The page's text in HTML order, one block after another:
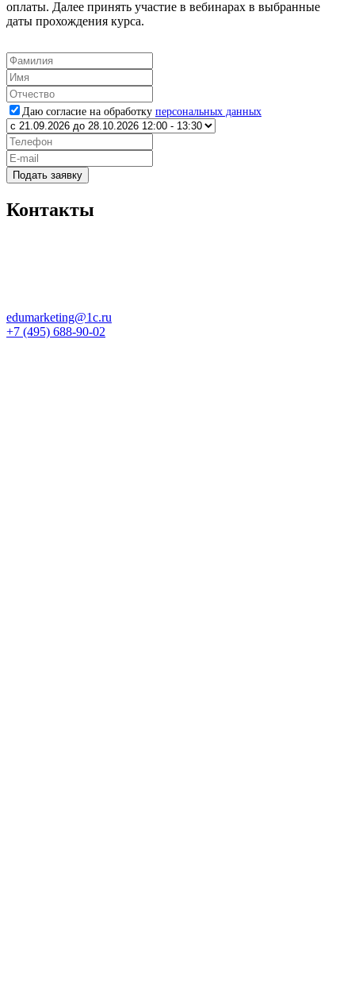
оплаты. Далее принять участие в вебинарах в выбранные
даты прохождения курса.
Даю согласие на обработку персональных данных
Подать заявку
Контакты
edumarketing@1c.ru
+7 (495) 688-90-02